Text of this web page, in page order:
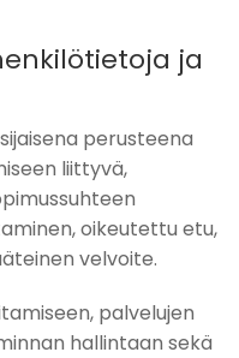
ja
perusteena
liittyvä,
oikeutettu etu,
velvoite.
palvelujen
hallintaan sekä